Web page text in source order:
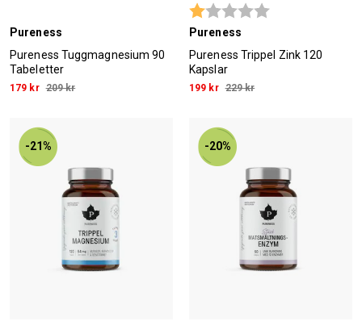
Pureness
Pureness Tuggmagnesium 90
Tabeletter
179 kr 209 kr
Betyg:
Pureness
Pureness Trippel Zink 120
Kapslar
199 kr 229 kr
-21% -20%